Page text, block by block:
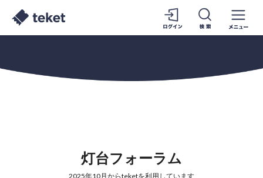
灯台フォーラム
2025年10月からteketを利用しています